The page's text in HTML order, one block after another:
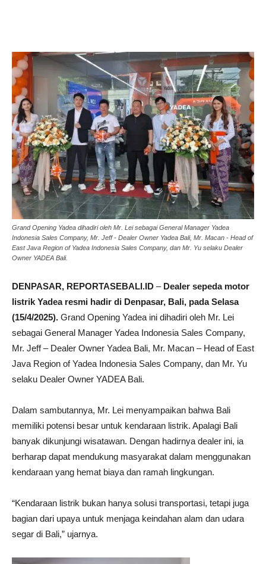
Grand Opening Yadea dihadiri oleh Mr. Lei sebagai General Manager Yadea
Indonesia Sales Company, Mr. Jeff - Dealer Owner Yadea Bali, Mr. Macan - Head of
East Java Region of Yadea Indonesia Sales Company, dan Mr. Yu selaku Dealer
Owner YADEA Bali.
DENPASAR, REPORTASEBALI.ID –Dealer sepeda motor
listrik Yadea resmi hadir di Denpasar, Bali, pada Selasa
(15/4/2025). Grand Opening Yadea ini dihadiri oleh Mr. Lei
sebagai General Manager Yadea Indonesia Sales Company,
Mr. Jeff – Dealer Owner Yadea Bali, Mr. Macan – Head of East
Java Region of Yadea Indonesia Sales Company, dan Mr. Yu
selaku Dealer Owner YADEA Bali.
Dalam sambutannya, Mr. Lei menyampaikan bahwa Bali
memiliki potensi besar untuk kendaraan listrik. Apalagi Bali
banyak dikunjungi wisatawan. Dengan hadirnya dealer ini, ia
berharap dapat mendukung masyarakat dalam menggunakan
kendaraan yang hemat biaya dan ramah lingkungan.
“Kendaraan listrik bukan hanya solusi transportasi, tetapi juga
bagian dari upaya untuk menjaga keindahan alam dan udara
segar di Bali,” ujarnya.